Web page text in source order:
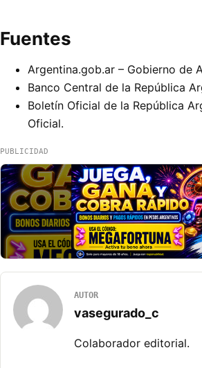
Fuentes
Argentina.gob.ar – Gobierno de
Banco Central de la República
Boletín Oficial de la República
Oficial.
PUBLICIDAD
AUTOR
vasegurado_c
Colaborador editorial.